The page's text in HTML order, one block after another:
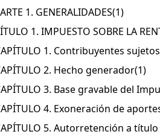
1. GENERALIDADES(1)
1. IMPUESTO SOBRE LA
1. Contribuyentes
2. Hecho generador(1)
3. Base gravable del
4. Exoneración de
5. Autorretención a